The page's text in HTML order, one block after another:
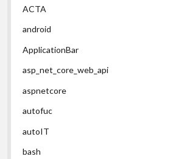
ACTA
android
ApplicationBar
asp_net_core_web_api
aspnetcore
autofuc
autoIT
bash